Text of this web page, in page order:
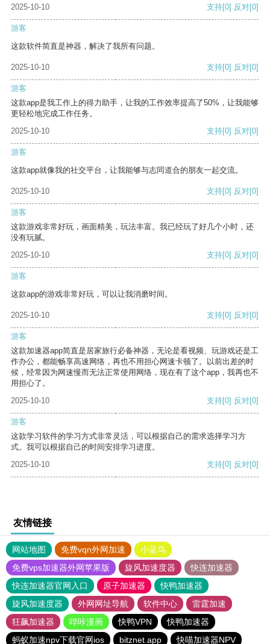
2025-10-10
支持[0] 反对[0]
游客
这款软件简直是神器，解决了我所有问题。
2025-10-10 支持[0] 反对[0]
游客
这款app是我工作上的得力助手，让我的工作效率提高了50%，让我能够
更轻松地完成工作任务。
2025-10-10
支持[0] 反对[0]
游客
这款app就像我的社交平台，让我能够与志同道合的朋友一起交流。
2025-10-10 支持[0] 反对[0]
游客
这款游戏非常好玩，画面精美，玩法丰富。我已经玩了好几个小时，还
没有玩腻。
2025-10-10
支持[0] 反对[0]
游客
这款app的游戏非常好玩，可以让我消磨时间。
2025-10-10 支持[0] 反对[0]
游客
这款加速器app简直是居家旅行必备神器，无论是看视频、玩游戏还是工
作办公，都能畅享高速网络，再也不用担心网速卡顿了。以前出差的时
候，经常因为网速慢而无法正常使用网络，现在有了这个app，我再也不
用担心了。
2025-10-10
支持[0] 反对[0]
游客
这款学习软件的学习方式非常灵活，可以根据自己的需求选择学习方
式。我可以根据自己的时间安排学习进度。
2025-10-10
支持[0] 反对[0]
友情链接
网站地图 免费vqn外网加速
小蓝鸟
免费vps加速器外网苹果版
旋风加速度器
快连加速器
快连加速器官网入口
原子加速器
快鸭加速器
旋风加速度器
外网网址导航 软件中心
雷霆加速
狂飙加速器
哔咔漫画 快鸭VPN
快鸭加速器
蚂蚁加速npv下载官网ios
bitznet.app 快喵加速器NPV